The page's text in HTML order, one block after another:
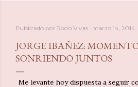
Publicado por Rocio Vivas marzo 14, 2014
JORGE IBAÑEZ:
SONRIENDO JUNTOS
Me levante hoy dispuesta a seguir